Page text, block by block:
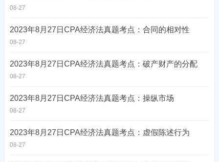
08-27
2023年8月27日CPA经济法真题考点：合同的相对性
08-27
2023年8月27日CPA经济法真题考点：破产财产的分配
08-27
2023年8月27日CPA经济法真题考点：操纵市场
08-27
2023年8月27日CPA经济法真题考点：虚假陈述行为
08-27